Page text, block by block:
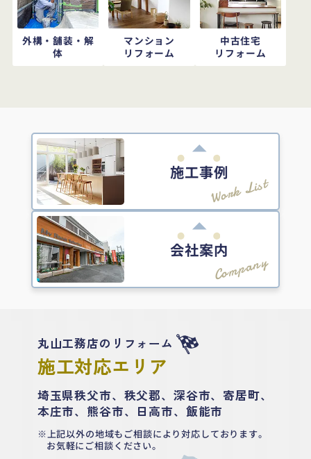
外構・舗装・解
体
マンション
リフォーム
中古住宅
リフォーム
施工事例
Work List
会社案内
Company
丸山工務店のリフォーム
施工対応エリア
埼玉県秩父市、秩父郡、深谷市、寄居町、
本庄市、熊谷市、日高市、飯能市
上記以外の地域もご相談により対応しております。
お気軽にご相談ください。